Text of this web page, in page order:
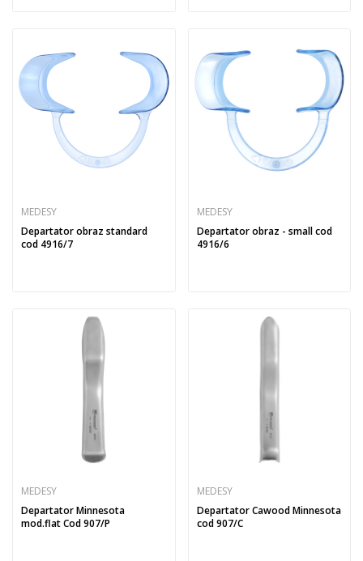
MEDESY
Departator obraz standard
cod 4916/7
MEDESY
Departator obraz - small cod
4916/6
MEDESY
Departator Minnesota
mod.flat Cod 907/P
MEDESY
Departator Cawood Minnesota
cod 907/C